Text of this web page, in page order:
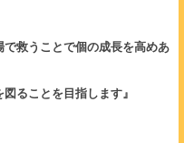
で救うことで個の成長を高めあ
ることを目指します』